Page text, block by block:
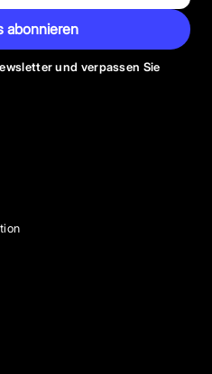
abonnieren
und verpassen Sie